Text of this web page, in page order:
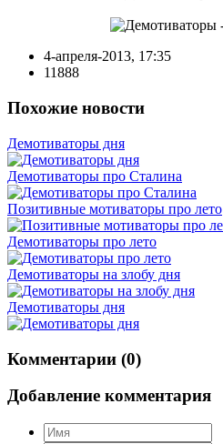
4-апреля-2013, 17:35
11888
Похожие новости
Демотиваторы дня
Демотиваторы про Сталина
Позитивные мотиваторы про лето
Демотиваторы про лето
Демотиваторы на злобу дня
Демотиваторы дня
Комментарии (0)
Добавление комментария